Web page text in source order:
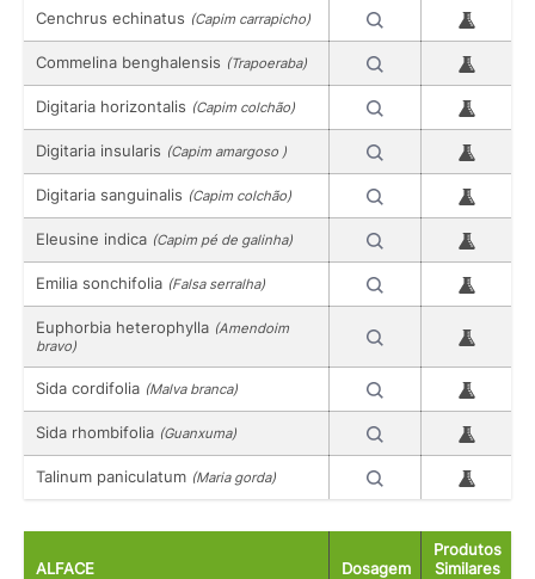
Cenchrus echinatus (Capim carrapicho)
Commelina benghalensis (Trapoeraba)
Digitaria horizontalis (Capim colchão)
Digitaria insularis (Capim amargoso )
Digitaria sanguinalis (Capim colchão)
Eleusine indica (Capim pé de galinha)
Emilia sonchifolia (Falsa serralha)
Euphorbia heterophylla (Amendoim
bravo)
Sida cordifolia (Malva branca)
Sida rhombifolia (Guanxuma)
Talinum paniculatum (Maria gorda)
ALFACE Dosagem
Produtos
Similares